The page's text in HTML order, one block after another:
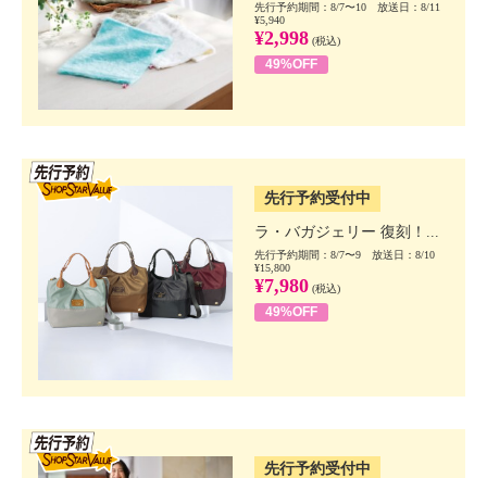
先行予約期間：8/7〜10 放送日：8/11
¥5,940
¥2,998 (税込)
49%OFF
先行予約受付中
ラ・バガジェリー 復刻！...
先行予約期間：8/7〜9 放送日：8/10
¥15,800
¥7,980 (税込)
49%OFF
先行予約受付中